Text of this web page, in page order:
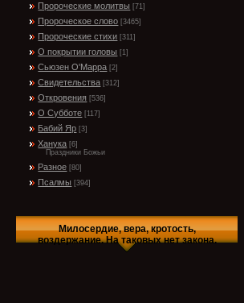
Пророческие молитвы [71]
Пророческое слово [3465]
Пророческие стихи [311]
О покрытии головы [1]
Сьюзен О'Марра [2]
Свидетельства [312]
Откровения [536]
О Субботе [117]
Бабий Яр [3]
Ханука [6]
Праздники Божьи
Разное [80]
Псалмы [394]
Милосердие, вера, кротость,
воздержание. На таковых нет закона.